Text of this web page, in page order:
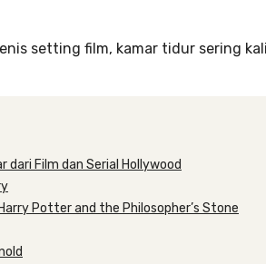
setting film, kamar tidur sering
dari Film dan Serial Hollywood
Potter and the Philosopher’s Stone